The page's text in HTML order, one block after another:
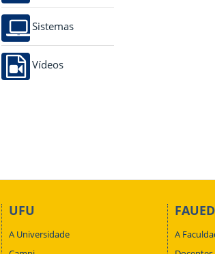
Sistemas
Vídeos
UFU
A Universidade
FAUED
A